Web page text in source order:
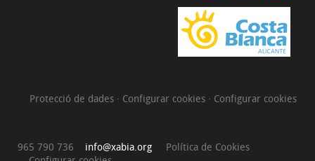
Protecció de dades · Configurar cookies · Configurar cookies
965 790 736 info@xabia.org
Política de Cookies